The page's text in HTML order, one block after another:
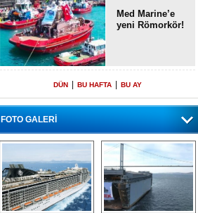
Med Marine’e
yeni Römorkör!
DÜN BU HAFTA BU AY
FOTO GALERİ